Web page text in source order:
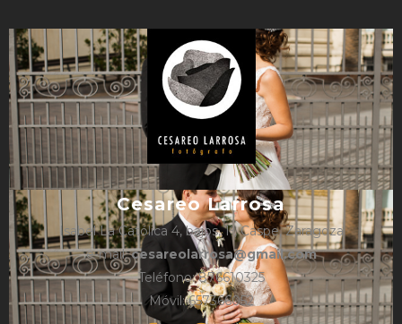
Cesareo Larrosa
Isabel La Católica 4, bajos, 1º, Caspe, Zaragoza
e-mail:cesareolarrosa@gmail.com
Teléfono: 876610325
Móvil: 657366052